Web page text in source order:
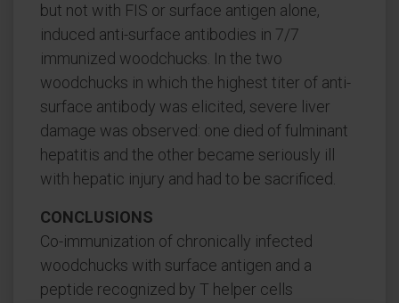
but not with FIS or surface antigen alone,
induced anti-surface antibodies in 7/7
immunized woodchucks. In the two
woodchucks in which the highest titer of anti-
surface antibody was elicited, severe liver
damage was observed: one died of fulminant
hepatitis and the other became seriously ill
with hepatic injury and had to be sacrificed.
CONCLUSIONS
Co-immunization of chronically infected
woodchucks with surface antigen and a
peptide recognized by T helper cells